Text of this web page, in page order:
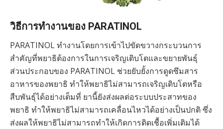
วิธีการทำงานของ PARATINOL
PARATINOL ทำงานโดยการเข้าไปขัดขวางกระบวนการ
สำคัญที่พยาธิต้องการในการเจริญเติบโตและขยายพันธุ์
ส่วนประกอบของ PARATINOL ช่วยยับยั้งการดูดซึมสาร
อาหารของพยาธิ ทำให้พยาธิไม่สามารถเจริญเติบโตหรือ
สืบพันธุ์ได้อย่างเต็มที่ ยานี้ยังส่งผลต่อระบบประสาทของ
พยาธิ ทำให้พยาธิไม่สามารถเคลื่อนไหวได้อย่างเป็นปกติ ซึ่ง
ส่งผลให้พยาธิไม่สามารถทำให้เกิดการติดเชื้อเพิ่มเติมได้